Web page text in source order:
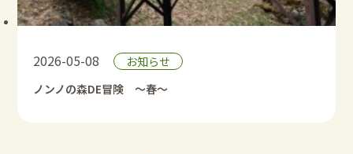
2026-05-08
お知らせ
ノンノの森DE冒険 ～春～